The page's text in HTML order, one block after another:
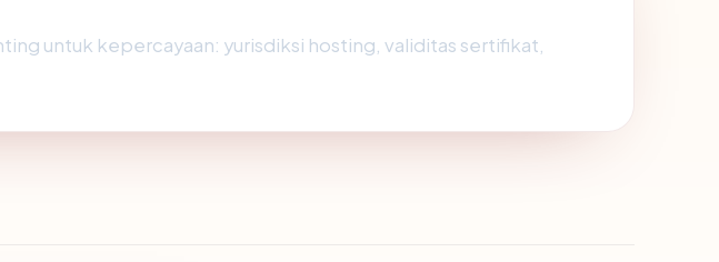
untuk kepercayaan: yurisdiksi hosting, validitas sertifikat,